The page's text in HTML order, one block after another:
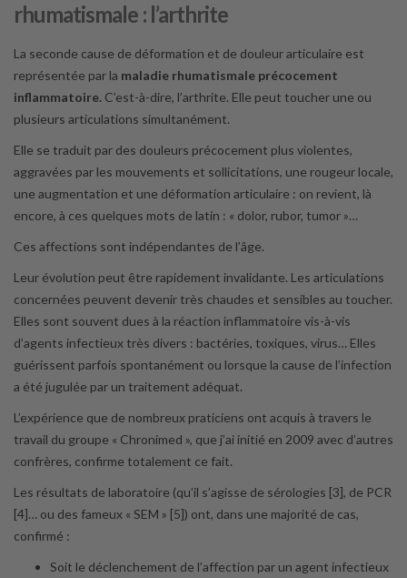
rhumatismale : l’arthrite
La seconde cause de déformation et de douleur articulaire est
représentée par la maladie rhumatismale précocement
inflammatoire. C’est-à-dire, l’arthrite. Elle peut toucher une ou
plusieurs articulations simultanément.
Elle se traduit par des douleurs précocement plus violentes,
aggravées par les mouvements et sollicitations, une rougeur locale,
une augmentation et une déformation articulaire : on revient, là
encore, à ces quelques mots de latin : « dolor, rubor, tumor »…
Ces affections sont indépendantes de l’âge.
Leur évolution peut être rapidement invalidante. Les articulations
concernées peuvent devenir très chaudes et sensibles au toucher.
Elles sont souvent dues à la réaction inflammatoire vis-à-vis
d’agents infectieux très divers : bactéries, toxiques, virus… Elles
guérissent parfois spontanément ou lorsque la cause de l’infection
a été jugulée par un traitement adéquat.
L’expérience que de nombreux praticiens ont acquis à travers le
travail du groupe « Chronimed », que j’ai initié en 2009 avec d’autres
confrères, confirme totalement ce fait.
Les résultats de laboratoire (qu’il s’agisse de sérologies [3], de PCR
[4]… ou des fameux « SEM » [5]) ont, dans une majorité de cas,
confirmé :
Soit le déclenchement de l’affection par un agent infectieux